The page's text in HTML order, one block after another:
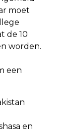
moet
de 10
worden.
een
en